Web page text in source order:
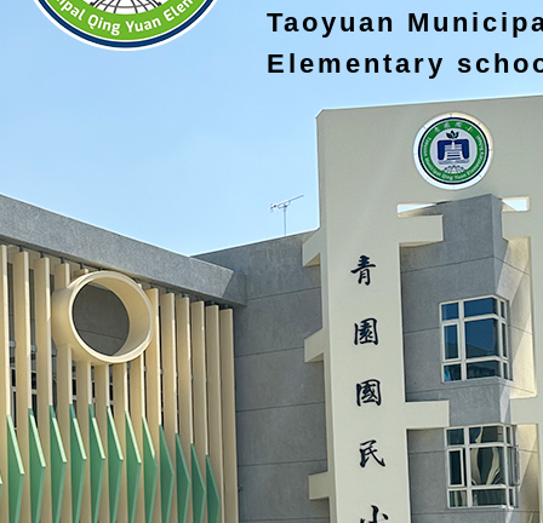
Taoyuan
Elementary